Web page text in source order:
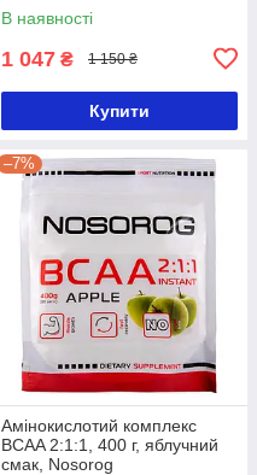
В наявності
1 047 ₴ 1 150 ₴
Купити
–7%
Амінокислотий комплекс
BCAA 2:1:1, 400 г, яблучний
смак, Nosorog